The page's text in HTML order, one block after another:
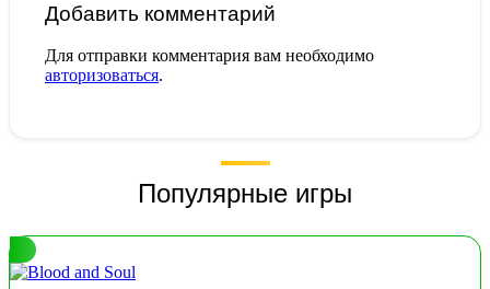
Добавить комментарий
Для отправки комментария вам необходимо
авторизоваться.
Популярные игры